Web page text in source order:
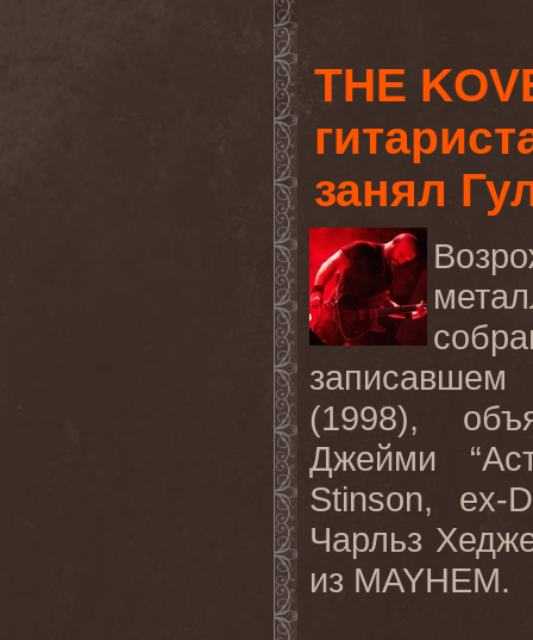
THE
занял
записавшем
(1998),
Джейми
Stinson, ex-
Чарльз
из MAYHEM.